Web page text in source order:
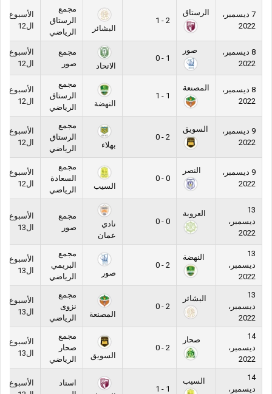
7 ديسمبر،
2022
الرستاق
2 - 1
البشائر
مجمع
الرستاق
الرياضي
الأسبوع
ال12
8 ديسمبر،
2022
صور
1 - 0
الاتحاد
مجمع
صور
الأسبوع
ال12
8 ديسمبر،
2022
المصنعة
1 - 1
النهضة
مجمع
الرستاق
الرياضي
الأسبوع
ال12
9 ديسمبر،
2022
السويق
2 - 0
بهلاء
مجمع
الرستاق
الرياضي
الأسبوع
ال12
9 ديسمبر،
2022
النصر
0 - 0
السيب
مجمع
السعادة
الرياضي
الأسبوع
ال12
13
ديسمبر،
2022
العروبة
0 - 0
نادي
عمان
مجمع
صور
الأسبوع
ال13
13
ديسمبر،
2022
النهضة
2 - 0
صور
مجمع
البريمي
الرياضي
الأسبوع
ال13
13
ديسمبر،
2022
البشائر
2 - 0
المصنعة
مجمع
نزوى
الرياضي
الأسبوع
ال13
14
ديسمبر،
2022
صحار
2 - 0
السويق
مجمع
صحار
الرياضي
الأسبوع
ال13
14
ديسمبر،
السيب
1 - 1
استاد
الأسبوع